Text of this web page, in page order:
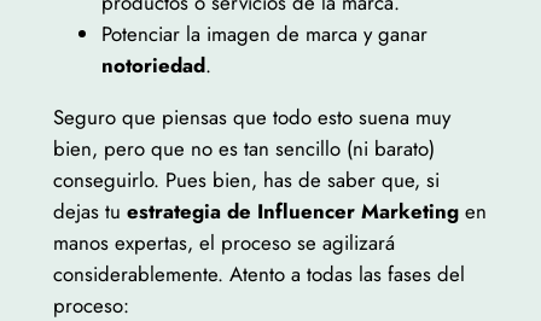
Potenciar la imagen de marca y ganar
notoriedad.
Seguro que piensas que todo esto suena muy
bien, pero que no es tan sencillo (ni barato)
conseguirlo. Pues bien, has de saber que, si
dejas tu estrategia de Influencer Marketingen
manos expertas, el proceso se agilizará
considerablemente. Atento a todas las fases del
proceso: